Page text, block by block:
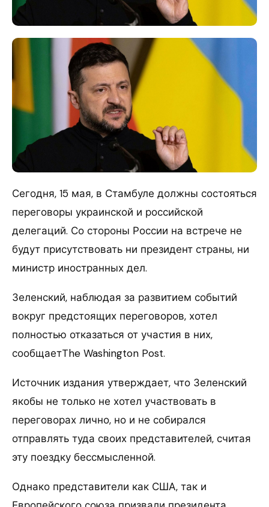
Сегодня, 15 мая, в Стамбуле должны состояться
переговоры украинской и российской
делегаций. Со стороны России на встрече не
будут присутствовать ни президент страны, ни
министр иностранных дел.
Зеленский, наблюдая за развитием событий
вокруг предстоящих переговоров, хотел
полностью отказаться от участия в них,
сообщаетThe Washington Post.
Источник издания утверждает, что Зеленский
якобы не только не хотел участвовать в
переговорах лично, но и не собирался
отправлять туда своих представителей, считая
эту поездку бессмысленной.
Однако представители как США, так и